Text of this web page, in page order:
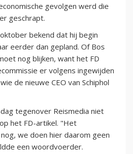
gevolgen werd die
geschrapt.
bekend dat hij begin
eerder dan gepland. Of Bos
nog blijken, want het FD
er volgens ingewijden
de nieuwe CEO van Schiphol
tegenover Reismedia niet
het FD-artikel. "Het
we doen hier daarom geen
een woordvoerder.